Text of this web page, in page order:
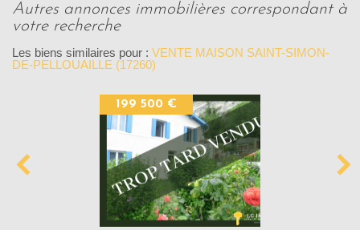
autres annonces immobilières correspondant à
votre recherche
Les biens similaires pour : VENTE MAISON SAINT-SIMON-
DE-PELLOUAILLE (17260)
199 500 €